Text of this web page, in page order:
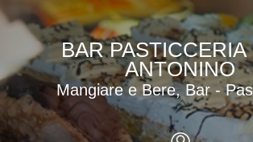
BAR PASTICCERIA
ANTONINO
Mangiare e Bere, Bar -